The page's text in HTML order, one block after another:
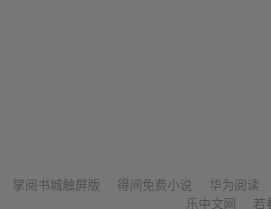
掌阅书城触屏版 得间免费小说
华为阅读
乐中文网
若